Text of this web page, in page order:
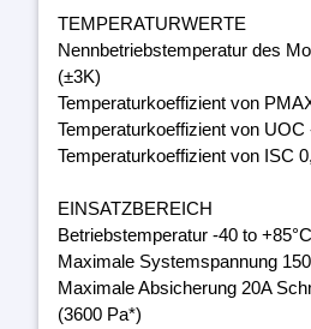
TEMPERATURWERTE
Nennbetriebstemperatur des
(±3K)
Temperaturkoeffizient von
Temperaturkoeffizient von UOC
Temperaturkoeffizient von ISC
EINSATZBEREICH
Betriebstemperatur -40 to +85°C
Maximale Systemspannung
Maximale Absicherung 20A
(3600 Pa*)